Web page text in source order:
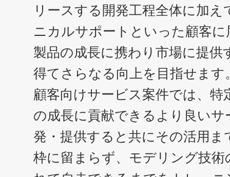
リースする開発工程全体に加
ニカルサポートといった顧客
製品の成長に携わり市場に提
得てさらなる向上を目指せます
顧客向けサービス案件では、
の成長に貢献できるより良い
発・提供すると共にその活用
枠に留まらず、モデリング技